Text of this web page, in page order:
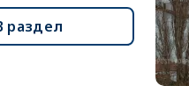
раздел